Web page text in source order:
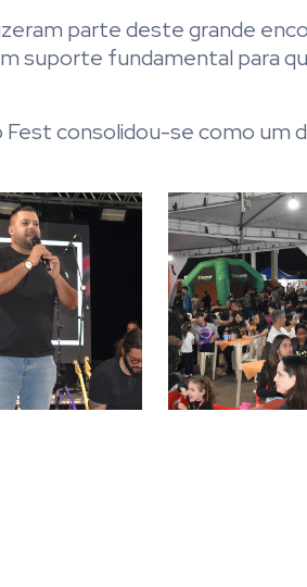
parte deste grande
suporte fundamental para
consolidou-se como um